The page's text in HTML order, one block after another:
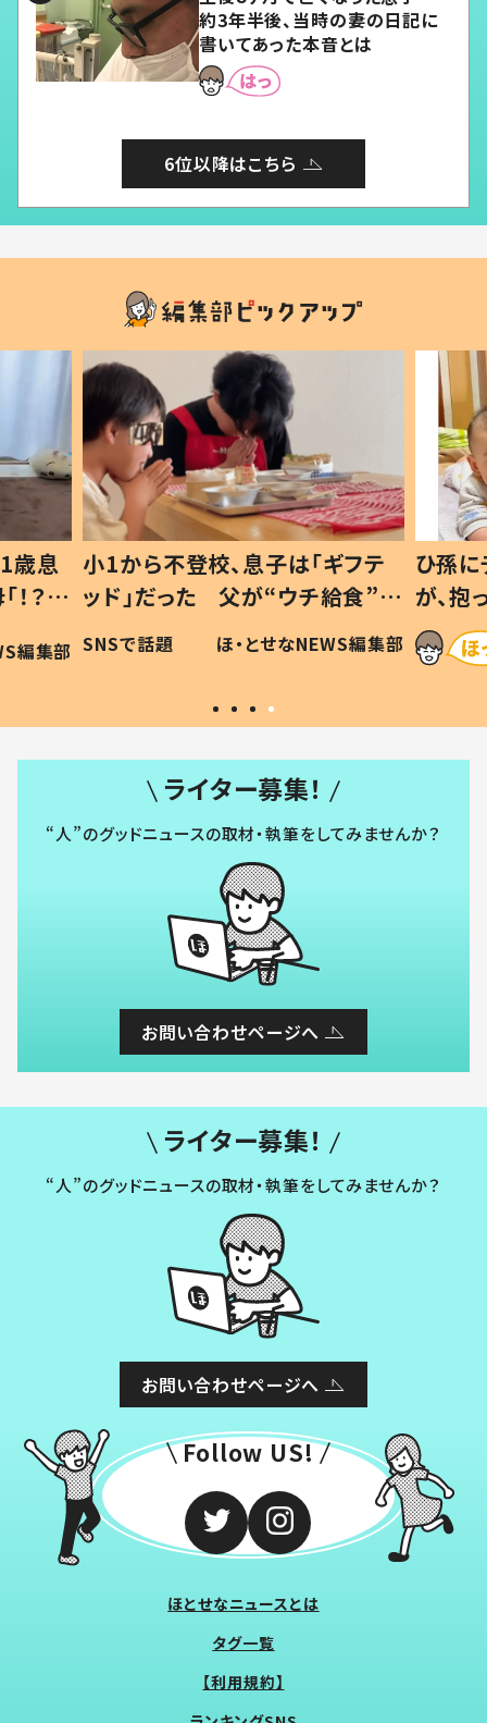
約3年半後、当時の妻の日記に
書いてあった本音とは
6位以降はこちら
歳息
？」
編集部
小1から不登校、息子は「ギフテ
ッド」だった 父が“ウチ給食”を
作り続ける理由とは #令和の親
#令和の子
SNSで話題 ほ・とせなNEWS編集部
ひ孫
が、
「涙が
い」
ライター募集！
“人”のグッドニュースの取材・執筆をしてみませんか？
お問い合わせページへ
ライター募集！
“人”のグッドニュースの取材・執筆をしてみませんか？
お問い合わせページへ
Follow US!
ほとせなニュースとは
タグ一覧
【利用規約】